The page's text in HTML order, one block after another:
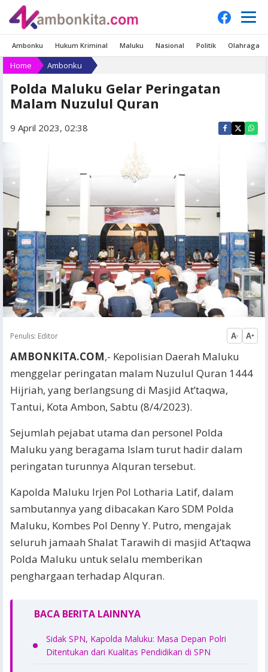
Ambonku Hukum Kriminal Maluku Nasional Politik Olahraga
Home Ambonku
Polda Maluku Gelar Peringatan
Malam Nuzulul Quran
9 April 2023, 02:38
Penulis: Editor A- A+
AMBONKITA.COM,- Kepolisian Daerah Maluku
menggelar peringatan malam Nuzulul Quran 1444
Hijriah, yang berlangsung di Masjid At’taqwa,
Tantui, Kota Ambon, Sabtu (8/4/2023).
Sejumlah pejabat utama dan personel Polda
Maluku yang beragama Islam turut hadir dalam
peringatan turunnya Alquran tersebut.
Kapolda Maluku Irjen Pol Lotharia Latif, dalam
sambutannya yang dibacakan Karo SDM Polda
Maluku, Kombes Pol Denny Y. Putro, mengajak
seluruh jamaah Shalat Tarawih di masjid At’taqwa
Polda Maluku untuk selalu memberikan
penghargaan terhadap Alquran.
BACA BERITA LAINNYA
Sidak SPN, Kapolda Maluku: Masa Depan Polri
Ditentukan dari Kualitas Pendidikan di SPN